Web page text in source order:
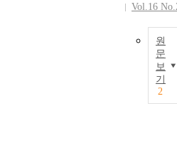
Vol.16
원
문
보
기
2